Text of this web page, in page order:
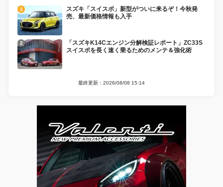
スズキ「スイスポ」新型がついに来るぞ！今秋発
売、最新価格情報も入手
「スズキK14Cエンジン分解検証レポート」ZC33S
スイスポを長く速く乗るためのメンテ＆強化術
最終更新：2026/08/08 15:14